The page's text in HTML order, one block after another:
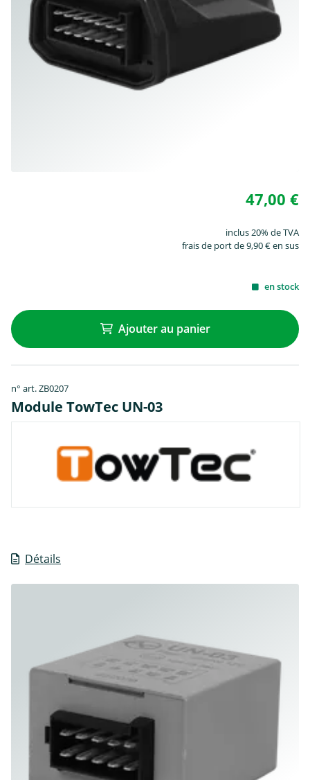
47,00 €
inclus 20% de TVA
frais de port de 9,90 € en sus
en stock
Ajouter au panier
n° art. ZB0207
Module TowTec UN-03
Détails